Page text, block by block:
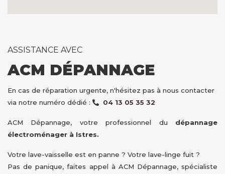
ASSISTANCE AVEC
ACM DÉPANNAGE
En cas de réparation urgente, n'hésitez pas à nous contacter
via notre numéro dédié :
04 13 05 35 32
ACM Dépannage, votre professionnel du dépannage
électroménager à Istres.
Votre lave-vaisselle est en panne ? Votre lave-linge fuit ?
Pas de panique, faites appel à ACM Dépannage, spécialiste